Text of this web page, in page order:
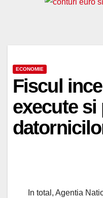
ECONOMIE
Fiscul
execute si
In total, Agentia